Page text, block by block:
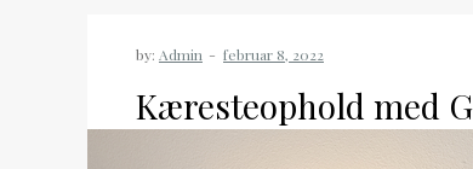
by: Admin
Kæresteophold med